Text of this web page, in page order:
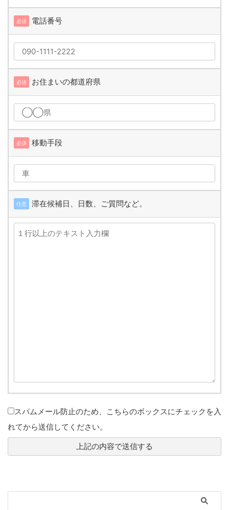
必須 電話番号
必須 お住まいの都道府県
必須 移動手段
任意 滞在候補日、日数、ご質問など。
スパムメール防止のため、こちらのボックスにチェックを入
れてから送信してください。